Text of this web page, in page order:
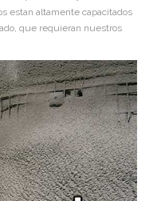
estan altamente capacitados
que requieran nuestros